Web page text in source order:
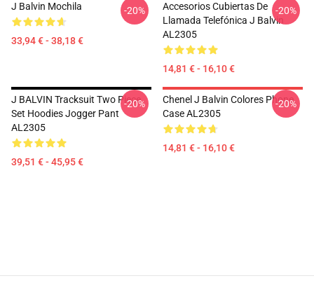
J Balvin Mochila
33,94 € - 38,18 €
-20%
Accesorios Cubiertas De
Llamada Telefónica J Balvin
AL2305
14,81 € - 16,10 €
-20%
J BALVIN Tracksuit Two Piece
Set Hoodies Jogger Pant
AL2305
39,51 € - 45,95 €
-20%
Chenel J Balvin Colores Phone
Case AL2305
14,81 € - 16,10 €
-20%